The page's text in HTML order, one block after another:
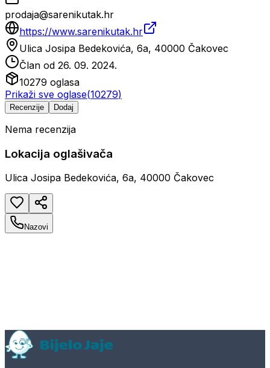
prodaja@sarenikutak.hr
https://www.sarenikutak.hr
Ulica Josipa Bedekovića, 6a, 40000 Čakovec
Član od 26. 09. 2024.
10279 oglasa
Prikaži sve oglase(10279)
Recenzije Dodaj
Nema recenzija
Lokacija oglašivača
Ulica Josipa Bedekovića, 6a, 40000 Čakovec
Nazovi